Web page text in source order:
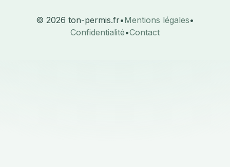
© 2026 ton-permis.fr•Mentions légales•
Confidentialité•Contact